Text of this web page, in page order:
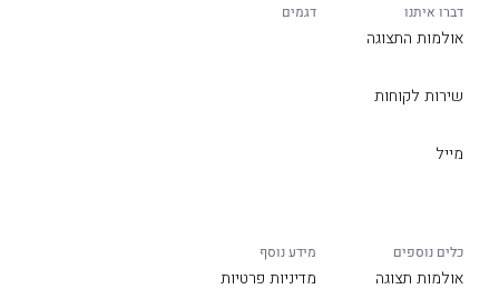
דברו איתנו
אולמות התצוגה
שירות לקוחות
מייל
דגמים
כלים נוספים
אולמות תצוגה
מידע נוסף
מדיניות פרטיות